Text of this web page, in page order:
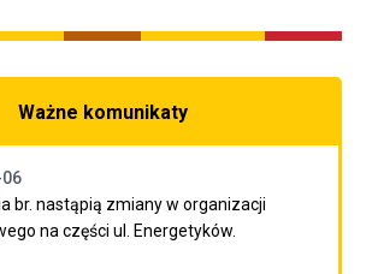
Ważne komunikaty
br. nastąpią zmiany w organizacji
na części ul. Energetyków.